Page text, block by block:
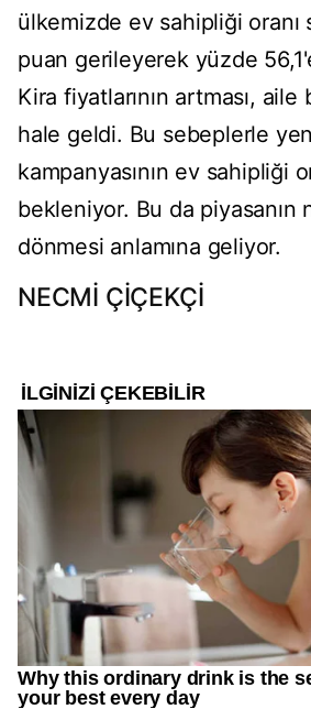
ülkemizde ev sahipliği oranı
puan gerileyerek yüzde
Kira fiyatlarının artması,
hale geldi. Bu sebeplerle
kampanyasının ev sahipliği
bekleniyor. Bu da piyasanın
dönmesi anlamına geliyor.
NECMİ ÇİÇEKÇİ